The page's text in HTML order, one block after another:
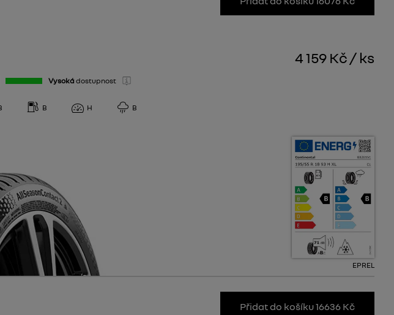
4 159 Kč / ks
Vysoká dostupnost
B H B
EPREL
Přidat do košíku 16636 Kč